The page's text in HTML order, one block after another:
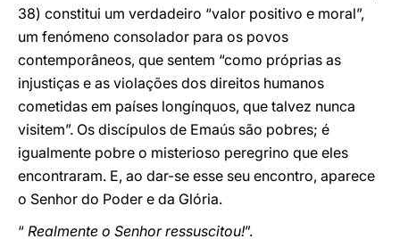
38) constitui um verdadeiro “valor positivo e moral”,
um fenómeno consolador para os povos
contemporâneos, que sentem “como próprias as
injustiças e as violações dos direitos humanos
cometidas em países longínquos, que talvez nunca
visitem”. Os discípulos de Emaús são pobres; é
igualmente pobre o misterioso peregrino que eles
encontraram. E, ao dar-se esse seu encontro, aparece
o Senhor do Poder e da Glória.
“ Realmente o Senhor ressuscitou!”.